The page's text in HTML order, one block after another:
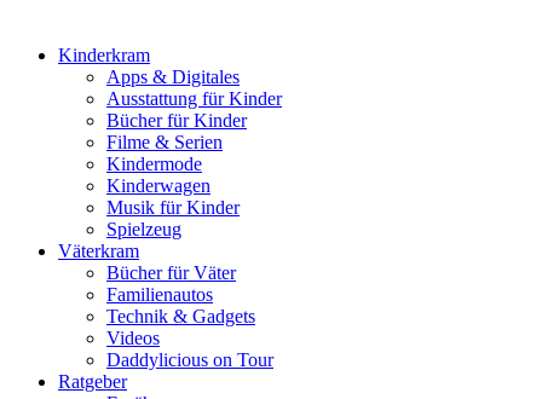
Kinderkram
Apps & Digitales
Ausstattung für Kinder
Bücher für Kinder
Filme & Serien
Kindermode
Kinderwagen
Musik für Kinder
Spielzeug
Väterkram
Bücher für Väter
Familienautos
Technik & Gadgets
Videos
Daddylicious on Tour
Ratgeber